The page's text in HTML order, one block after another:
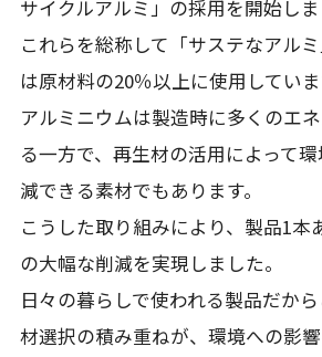
サイクルアルミ」の採用を開始しま
これらを総称して「サステなアル
は原材料の20％以上に使用していま
アルミニウムは製造時に多くのエ
る一方で、再生材の活用によって
減できる素材でもあります。
こうした取り組みにより、製品1本
の大幅な削減を実現しました。
日々の暮らしで使われる製品だか
材選択の積み重ねが、環境への影